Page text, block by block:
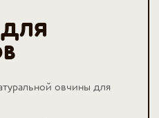
овчины для